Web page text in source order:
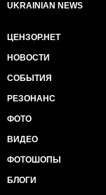
UKRAINIAN NEWS
ЦЕНЗОР.НЕТ
НОВОСТИ
СОБЫТИЯ
РЕЗОНАНС
ФОТО
ВИДЕО
ФОТОШОПЫ
БЛОГИ